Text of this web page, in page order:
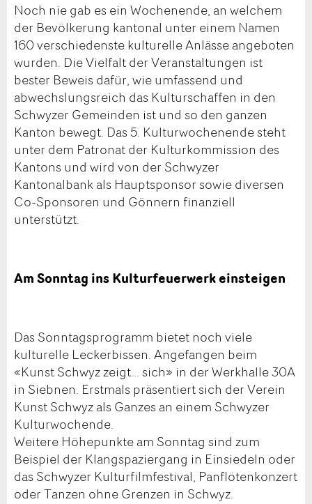
Noch nie gab es ein Wochenende, an welchem
der Bevölkerung kantonal unter einem Namen
160 verschiedenste kulturelle Anlässe angeboten
wurden. Die Vielfalt der Veranstaltungen ist
bester Beweis dafür, wie umfassend und
abwechslungsreich das Kulturschaffen in den
Schwyzer Gemeinden ist und so den ganzen
Kanton bewegt. Das 5. Kulturwochenende steht
unter dem Patronat der Kulturkommission des
Kantons und wird von der Schwyzer
Kantonalbank als Hauptsponsor sowie diversen
Co-Sponsoren und Gönnern finanziell
unterstützt.
Am Sonntag ins Kulturfeuerwerk einsteigen
Das Sonntagsprogramm bietet noch viele
kulturelle Leckerbissen. Angefangen beim
«Kunst Schwyz zeigt... sich» in der Werkhalle 30A
in Siebnen. Erstmals präsentiert sich der Verein
Kunst Schwyz als Ganzes an einem Schwyzer
Kulturwochende.
Weitere Höhepunkte am Sonntag sind zum
Beispiel der Klangspaziergang in Einsiedeln oder
das Schwyzer Kulturfilmfestival, Panflötenkonzert
oder Tanzen ohne Grenzen in Schwyz.